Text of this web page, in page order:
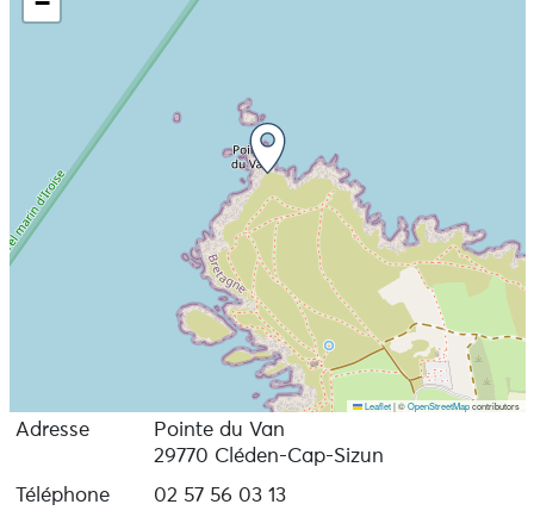
Leaflet |©OpenStreetMapcontributors
Adresse
Pointe du Van
29770 Cléden-Cap-Sizun
Téléphone
02 57 56 03 13